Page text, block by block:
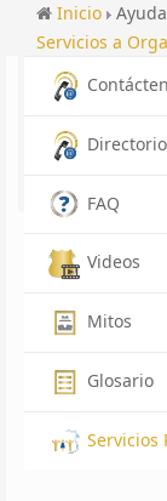
Inicio Ayuda
Servicios a
Índice de
Contenido
Galería
Puntarenas
FAQ
Videos
Mitos
Glosario
Servicios